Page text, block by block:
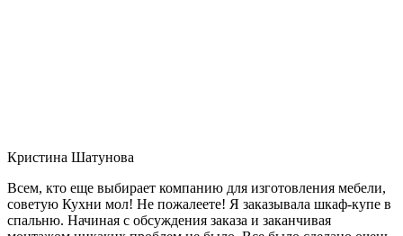
Кристина Шатунова
Всем, кто еще выбирает компанию для изготовления мебели,
советую Кухни мол! Не пожалеете! Я заказывала шкаф-купе в
спальню. Начиная с обсуждения заказа и заканчивая